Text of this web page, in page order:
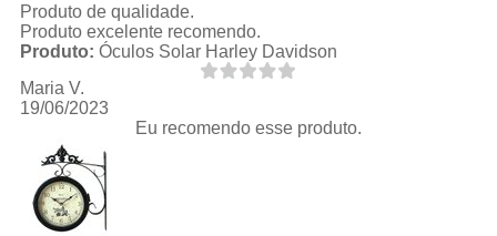
Produto de qualidade.
Produto excelente recomendo.
Produto: Óculos Solar Harley Davidson
Maria V.
19/06/2023
Eu recomendo esse produto.